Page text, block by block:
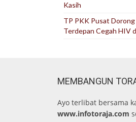
Kasih
TP PKK Pusat Dorong
Terdepan Cegah HIV
MEMBANGUN
Ayo terlibat bersama
www.infotoraja.com